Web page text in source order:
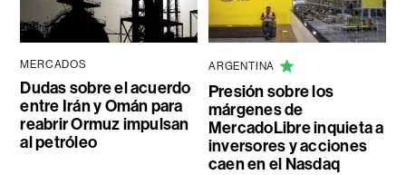
MERCADOS
Dudas sobre el acuerdo
entre Irán y Omán para
reabrir Ormuz impulsan
al petróleo
ARGENTINA
Presión sobre los
márgenes de
MercadoLibre inquieta a
inversores y acciones
caen en el Nasdaq